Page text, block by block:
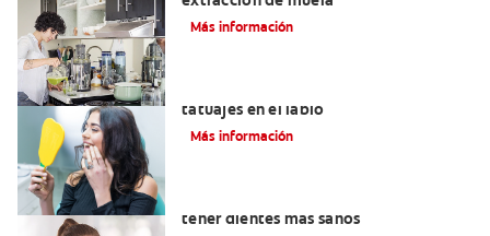
Más información
tatuajes en el labio
Más información
tener dientes más sanos